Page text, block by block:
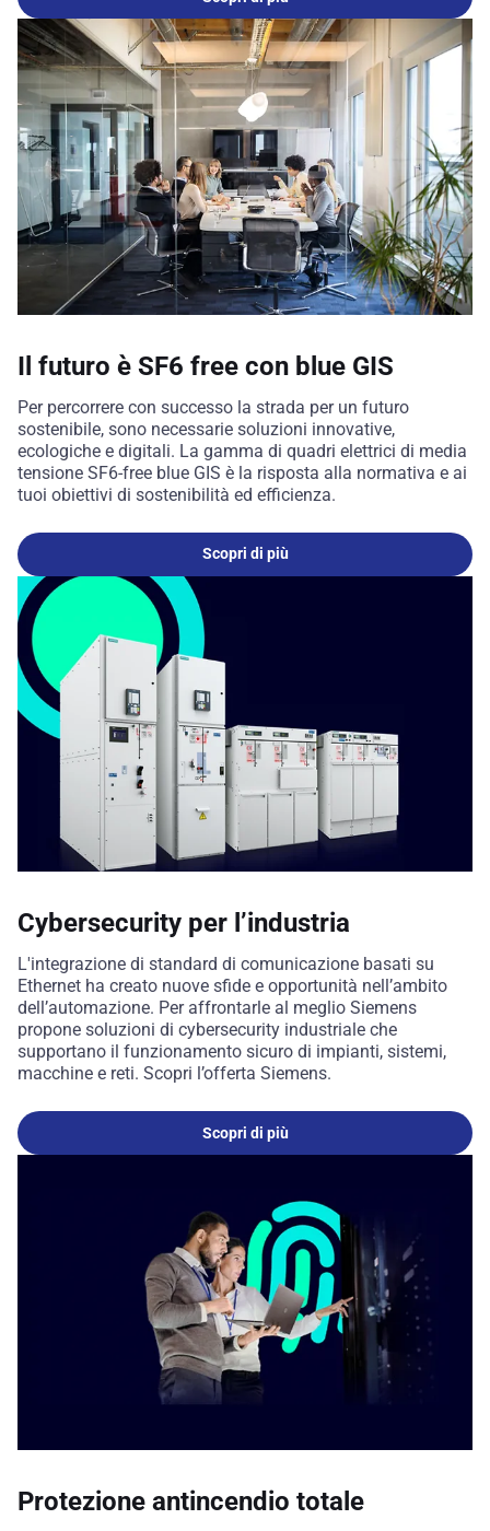
Il futuro è SF6 free con blue GIS
Per percorrere con successo la strada per un futuro
sostenibile, sono necessarie soluzioni innovative,
ecologiche e digitali. La gamma di quadri elettrici di media
tensione SF6-free blue GIS è la risposta alla normativa e ai
tuoi obiettivi di sostenibilità ed efficienza.
Scopri di più
Cybersecurity per l’industria
L'integrazione di standard di comunicazione basati su
Ethernet ha creato nuove sfide e opportunità nell’ambito
dell’automazione. Per affrontarle al meglio Siemens
propone soluzioni di cybersecurity industriale che
supportano il funzionamento sicuro di impianti, sistemi,
macchine e reti. Scopri l’offerta Siemens.
Scopri di più
Protezione antincendio totale